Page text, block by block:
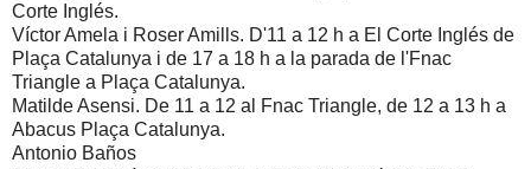
Corte Inglés.
Víctor Amela i Roser Amills. D'11 a 12 h a El Corte Inglés de
Plaça Catalunya i de 17 a 18 h a la parada de l'Fnac
Triangle a Plaça Catalunya.
Matilde Asensi. De 11 a 12 al Fnac Triangle, de 12 a 13 h a
Abacus Plaça Catalunya.
Antonio Baños